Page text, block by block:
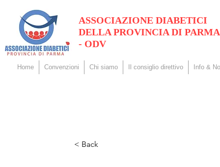
ASSOCIAZIONE DIABETICI
DELLA PROVINCIA DI PARMA
- ODV
Home Convenzioni Chi siamo Il consiglio direttivo Info &
< Back